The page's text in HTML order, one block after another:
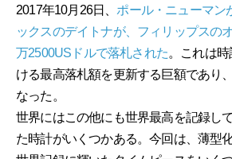
2017年10月26日、 ポール・ニューマン
ックスのデイトナが、フィリップスの
万2500USドルで落札された。これは
ける最高落札額を更新する巨額であり
なった。
世界にはこの他にも世界最高を記録し
た時計がいくつかある。今回は、薄型